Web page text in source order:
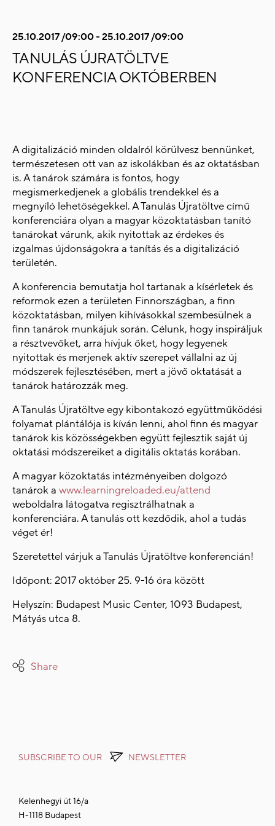
25.10.2017 /09:00 - 25.10.2017 /09:00
TANULÁS ÚJRATÖLTVE
KONFERENCIA OKTÓBERBEN
A digitalizáció minden oldalról körülvesz bennünket,
természetesen ott van az iskolákban és az oktatásban
is. A tanárok számára is fontos, hogy
megismerkedjenek a globális trendekkel és a
megnyíló lehetőségekkel. A Tanulás Újratöltve című
konferenciára olyan a magyar közoktatásban tanító
tanárokat várunk, akik nyitottak az érdekes és
izgalmas újdonságokra a tanítás és a digitalizáció
területén.
A konferencia bemutatja hol tartanak a kísérletek és
reformok ezen a területen Finnországban, a finn
közoktatásban, milyen kihívásokkal szembesülnek a
finn tanárok munkájuk során. Célunk, hogy inspiráljuk
a résztvevőket, arra hívjuk őket, hogy legyenek
nyitottak és merjenek aktív szerepet vállalni az új
módszerek fejlesztésében, mert a jövő oktatását a
tanárok határozzák meg.
A Tanulás Újratöltve egy kibontakozó együttműködési
folyamat plántálója is kíván lenni, ahol finn és magyar
tanárok kis közösségekben együtt fejlesztik saját új
oktatási módszereiket a digitális oktatás korában.
A magyar közoktatás intézményeiben dolgozó
tanárok a www.learningreloaded.eu/attend
weboldalra látogatva regisztrálhatnak a
konferenciára. A tanulás ott kezdődik, ahol a tudás
véget ér!
Szeretettel várjuk a Tanulás Újratöltve konferencián!
Időpont: 2017 október 25. 9-16 óra között
Helyszín: Budapest Music Center, 1093 Budapest,
Mátyás utca 8.
Share
Kelenhegyi út 16/a
H-1118 Budapest
SUBSCRIBE TO OUR NEWSLETTER